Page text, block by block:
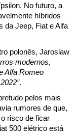
No futuro, a
híbridos
da Jeep, Fiat e Alfa
polonês, Jaroslaw
modernos,
Alfa Romeo
.
pelos mais
rumores de que,
risco de ficar
500 elétrico está